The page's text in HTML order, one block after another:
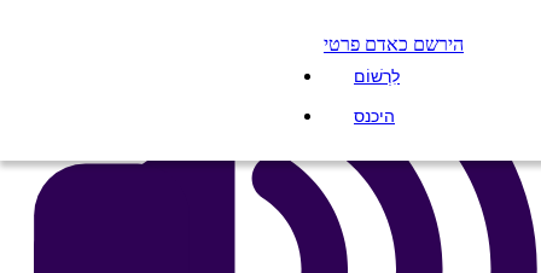
הירשם כאדם פרטי
לִרְשׁוֹם
היכנס